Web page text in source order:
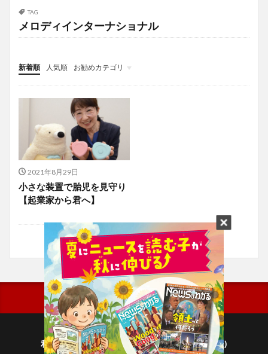
TAG
メロディインターナショナル
新着順 人気順
お勧めカテゴリ
投稿
学び
マンガ
電子書籍
2021年8月29日
小さな装置で胎児を見守り
【起業家から君へ】
利用規約
プライバシーポリシー(毎日新聞出版)